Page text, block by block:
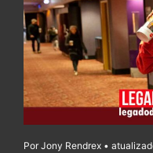
Por Jony Rendrex •